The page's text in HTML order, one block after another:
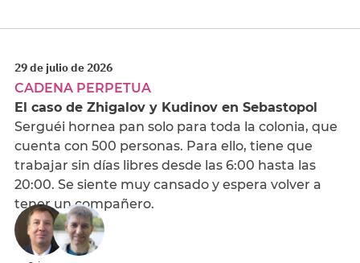
29 de julio de 2026
CADENA PERPETUA
El caso de Zhigalov y Kudinov en Sebastopol
Serguéi hornea pan solo para toda la colonia, que
cuenta con 500 personas. Para ello, tiene que
trabajar sin días libres desde las 6:00 hasta las
20:00. Se siente muy cansado y espera volver a
tener un compañero.